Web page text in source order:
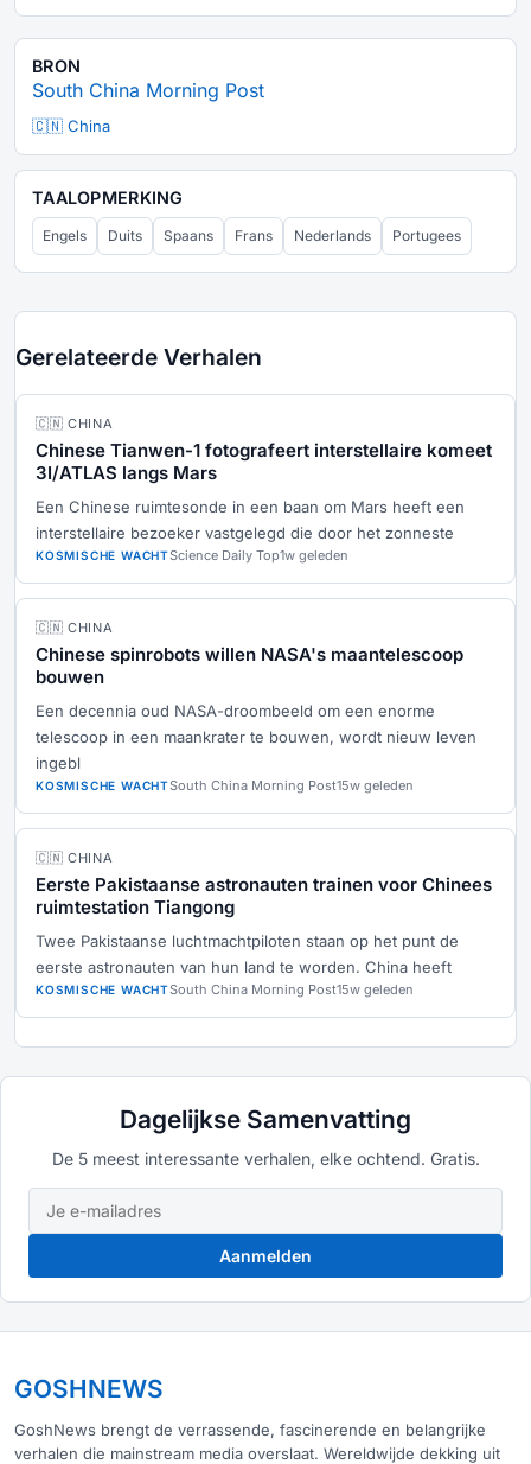
BRON
South China Morning Post
🇨🇳 China
TAALOPMERKING
Engels Duits Spaans Frans Nederlands Portugees
Gerelateerde Verhalen
🇨🇳 CHINA
Chinese Tianwen-1 fotografeert interstellaire komeet
3I/ATLAS langs Mars
Een Chinese ruimtesonde in een baan om Mars heeft een
interstellaire bezoeker vastgelegd die door het zonneste
KOSMISCHE WACHTScience Daily Top1w geleden
🇨🇳 CHINA
Chinese spinrobots willen NASA's maantelescoop
bouwen
Een decennia oud NASA-droombeeld om een enorme
telescoop in een maankrater te bouwen, wordt nieuw leven
ingebl
KOSMISCHE WACHTSouth China Morning Post15w geleden
🇨🇳 CHINA
Eerste Pakistaanse astronauten trainen voor Chinees
ruimtestation Tiangong
Twee Pakistaanse luchtmachtpiloten staan op het punt de
eerste astronauten van hun land te worden. China heeft
KOSMISCHE WACHTSouth China Morning Post15w geleden
Dagelijkse Samenvatting
De 5 meest interessante verhalen, elke ochtend. Gratis.
Aanmelden
GOSHNEWS
GoshNews brengt de verrassende, fascinerende en belangrijke
verhalen die mainstream media overslaat. Wereldwijde dekking uit